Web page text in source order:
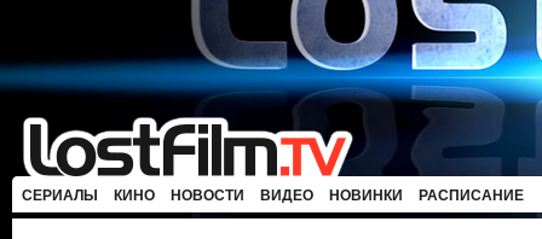
СЕРИАЛЫ КИНО НОВОСТИ ВИДЕО НОВИНКИ РАСПИСАНИЕ